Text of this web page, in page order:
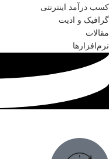
کسب درآمد اینترنتی
گرافیک و ادیت
مقالات
نرم‌افزارها